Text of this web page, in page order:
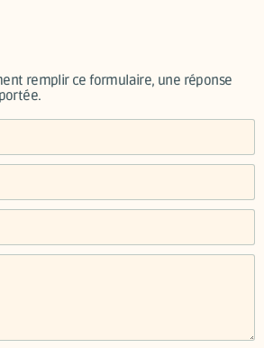
remplir ce formulaire, une réponse